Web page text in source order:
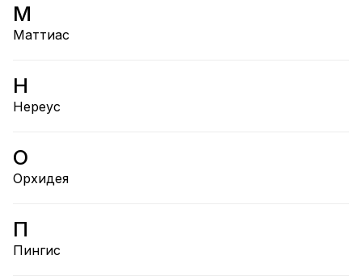
М
Маттиас
Н
Нереус
О
Орхидея
П
Пингис